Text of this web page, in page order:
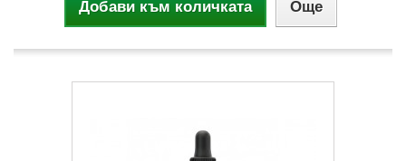
Добави към количката Още